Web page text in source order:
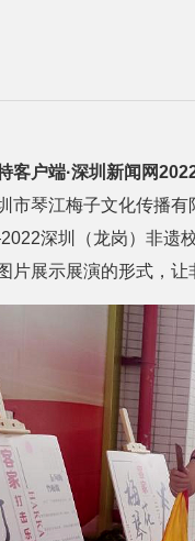
客户端·深圳新闻网
市琴江梅子文化传播
深圳（龙岗）非遗
片展示展演的形式，